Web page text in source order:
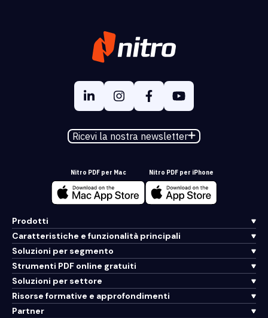
Ricevi la nostra newsletter
Nitro PDF per Mac Nitro PDF per iPhone
Prodotti
Caratteristiche e funzionalità principali
Soluzioni per segmento
Strumenti PDF online gratuiti
Soluzioni per settore
Risorse formative e approfondimenti
Partner